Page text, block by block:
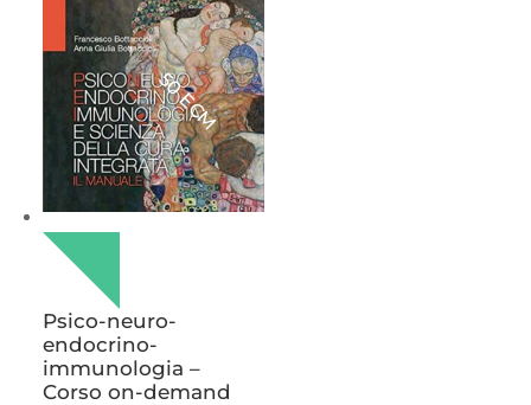
da
€135,00
a
€180,00
50 ECM
Psico-neuro-
endocrino-
immunologia –
Corso on-demand